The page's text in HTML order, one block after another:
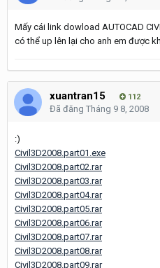
Mấy cái link dowload AUTOCAD
có thể up lên lại cho anh em được
xuantran15 112
Đã đăng Tháng 9 8, 2008
:)
Civil3D2008.part01.exe
Civil3D2008.part02.rar
Civil3D2008.part03.rar
Civil3D2008.part04.rar
Civil3D2008.part05.rar
Civil3D2008.part06.rar
Civil3D2008.part07.rar
Civil3D2008.part08.rar
Civil3D2008.part09.rar